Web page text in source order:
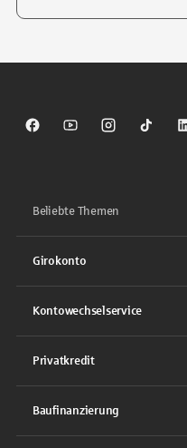
Sparkasse auf Facebook
Sparkasse aufSparkasse auf
Beliebte Themen
Girokonto
Kontowechselservice
Privatkredit
Baufinanzierung